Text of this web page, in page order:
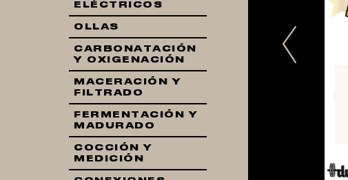
ELÉCTRICOS
OLLAS
CARBONATACIÓN
Y OXIGENACIÓN
MACERACIÓN Y
FILTRADO
FERMENTACIÓN Y
MADURADO
COCCIÓN Y
MEDICIÓN